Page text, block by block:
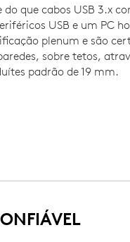
que cabos USB 3.x
USB e um PC
plenum e são
sobre tetos,
padrão de 19 mm.